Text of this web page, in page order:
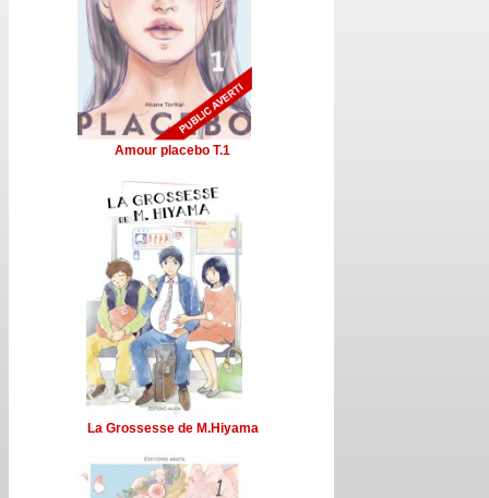
Amour placebo T.1
La Grossesse de M.Hiyama